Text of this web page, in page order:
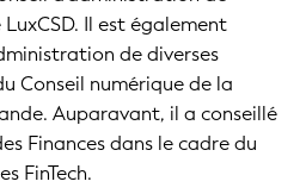
Il est également
de diverses
Conseil numérique de la
Auparavant, il a conseillé
Finances dans le cadre du
FinTech.